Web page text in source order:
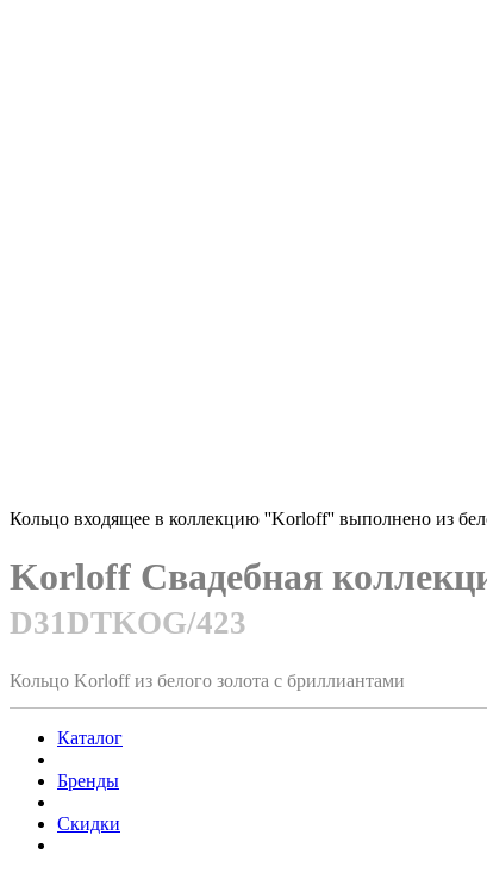
Кольцо входящее в коллекцию ''Korloff'' выполнено из
Korloff Свадебная
D31DTKOG/423
Кольцо Korloff из белого золота с бриллиантами
Каталог
Бренды
Скидки